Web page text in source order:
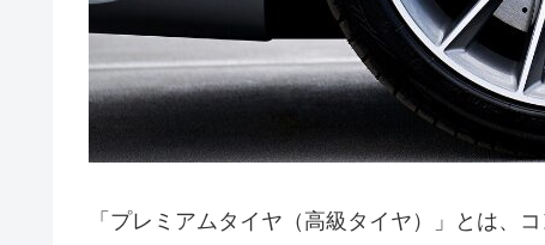
「プレミアムタイヤ（高級タイヤ）」とは、